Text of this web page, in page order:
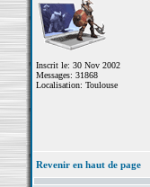
Inscrit le: 30 Nov 2002
Messages: 31868
Localisation: Toulouse
Revenir en haut de page